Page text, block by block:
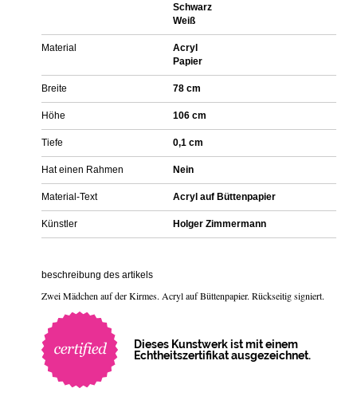
Schwarz
Weiß
Material
Acryl
Papier
Breite 78 cm
Höhe 106 cm
Tiefe 0,1 cm
Hat einen Rahmen Nein
Material-Text Acryl auf Büttenpapier
Künstler Holger Zimmermann
beschreibung des artikels
Zwei Mädchen auf der Kirmes. Acryl auf Büttenpapier. Rückseitig signiert.
Dieses Kunstwerk ist mit einem
Echtheitszertifikat ausgezeichnet.